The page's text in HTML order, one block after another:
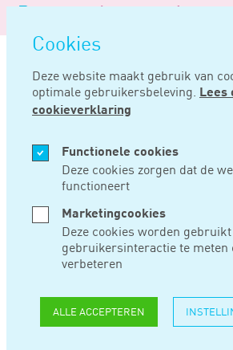
overslaan
Cookies
Deze website maakt gebruik van
optimale gebruikersbeleving. Lees
cookieverklaring
Functionele cookies
Deze cookies zorgen dat de
functioneert
Marketingcookies
Deze cookies worden
gebruikersinteractie te meten
verbeteren
ALLE ACCEPTEREN
Logo
Noord
Negentig
Home Nieuws
DEC 20, 2019
AUTO TER
GESTELD:
GEBRUIK BIJ